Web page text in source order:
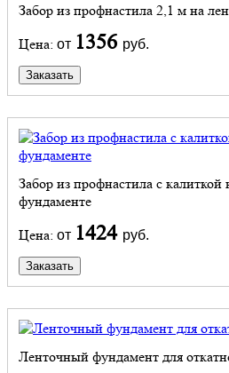
Забор из профнастила 2,1 м на
Цена: от 1356 руб.
Заказать
Забор из профнастила с калиткой
фундаменте
Цена: от 1424 руб.
Заказать
Ленточный фундамент для